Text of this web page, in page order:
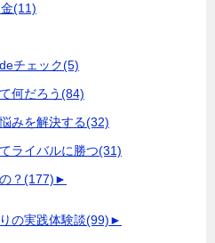
(11)
チェック(5)
何だろう(84)
みを解決する(32)
ライバルに勝つ(31)
？(177)►
の実践体験談(99)►